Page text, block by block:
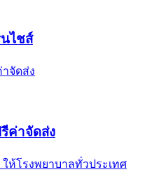
ไชส์
ค่าจัดส่ง